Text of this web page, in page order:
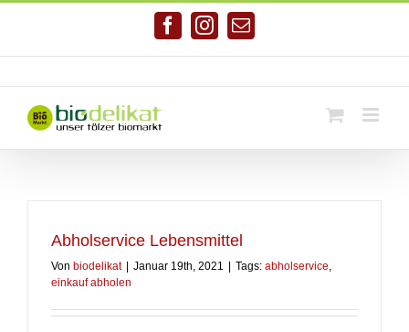
Facebook
Instagram
E-
Mail
Abholservice Lebensmittel
Von biodelikat Januar 19th, 2021 Tags: abholservice,
einkauf abholen